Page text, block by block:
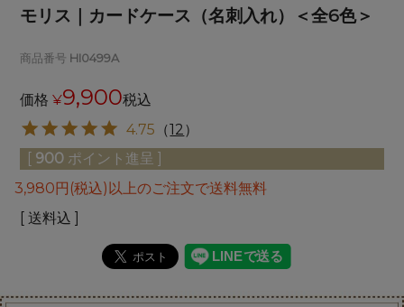
モリス｜カードケース（名刺入れ）＜全6色＞
商品番号 HI0499A
価格 ¥9,900税込
4.75 （12）
[ 900 ポイント進呈 ]
3,980円(税込)以上のご注文で送料無料
送料込